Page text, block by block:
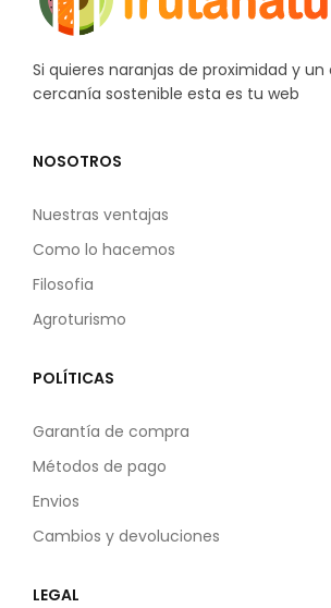
Si quieres naranjas de proximidad y
cercanía sostenible esta es tu web
NOSOTROS
Nuestras ventajas
Como lo hacemos
Filosofia
Agroturismo
POLÍTICAS
Garantía de compra
Métodos de pago
Envios
Cambios y devoluciones
LEGAL